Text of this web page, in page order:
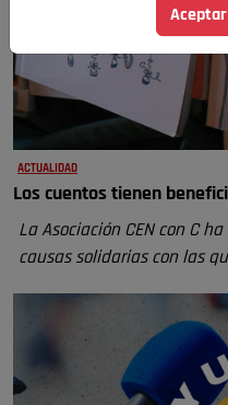
ACTUALIDAD
Los cuentos tienen
La Asociación CEN con C
causas solidarias con las